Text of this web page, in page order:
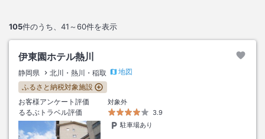
105件のうち、 41～60件を表示
伊東園ホテル熱川
静岡県 北川・熱川・稲取
地図
ふるさと納税対象施設
お客様アンケート評価
対象外
るるぶトラベル評価
3.9
駐車場あり